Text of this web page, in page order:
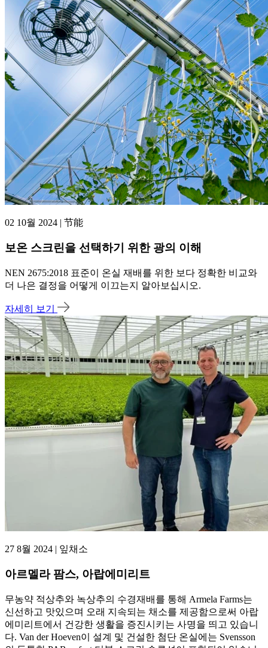
02 10월 2024 | 节能
보온 스크린을 선택하기 위한 광의 이해
NEN 2675:2018 표준이 온실 재배를 위한 보다 정확한 비교와
더 나은 결정을 어떻게 이끄는지 알아보십시오.
자세히 보기
27 8월 2024 | 잎채소
아르멜라 팜스, 아랍에미리트
무농약 적상추와 녹상추의 수경재배를 통해 Armela Farms는
신선하고 맛있으며 오래 지속되는 채소를 제공함으로써 아랍
에미리트에서 건강한 생활을 증진시키는 사명을 띄고 있습니
다. Van der Hoeven이 설계 및 건설한 첨단 온실에는 Svensson